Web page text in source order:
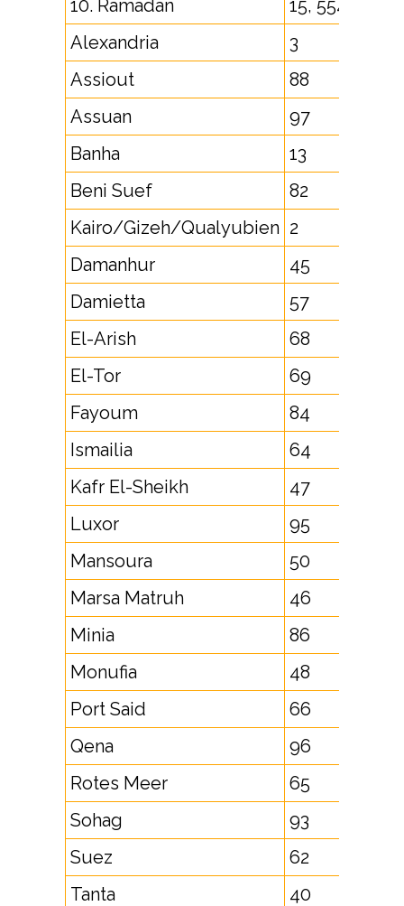
10. Ramadan
15, 554
Alexandria
3
Assiout
88
Assuan
97
Banha
13
Beni Suef
82
Kairo/Gizeh/Qualyubien 2
Damanhur
45
Damietta
57
El-Arish
68
El-Tor
69
Fayoum
84
Ismailia
64
Kafr El-Sheikh
47
Luxor
95
Mansoura
50
Marsa Matruh
46
Minia
86
Monufia
48
Port Said
66
Qena
96
Rotes Meer
65
Sohag
93
Suez
62
Tanta
40